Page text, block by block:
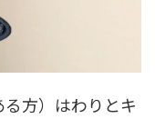
方）はわりとキ